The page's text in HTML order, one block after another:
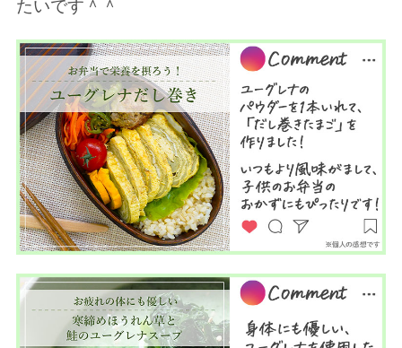
たいです＾＾